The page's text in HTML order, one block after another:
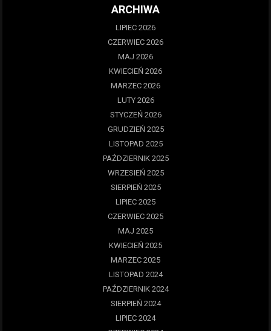
ARCHIWA
LIPIEC 2026
CZERWIEC 2026
MAJ 2026
KWIECIEŃ 2026
MARZEC 2026
LUTY 2026
STYCZEŃ 2026
GRUDZIEŃ 2025
LISTOPAD 2025
PAŹDZIERNIK 2025
WRZESIEŃ 2025
SIERPIEŃ 2025
LIPIEC 2025
CZERWIEC 2025
MAJ 2025
KWIECIEŃ 2025
MARZEC 2025
LISTOPAD 2024
PAŹDZIERNIK 2024
SIERPIEŃ 2024
LIPIEC 2024